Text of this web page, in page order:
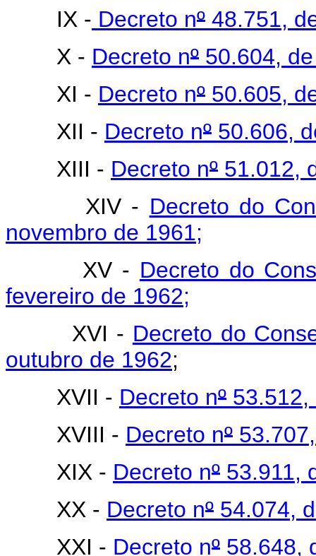
IX - Decreto nº 48.751,
X - Decreto nº 50.604,
XI - Decreto nº 50.605,
XII - Decreto nº 50.606,
XIII - Decreto nº 51.012,
XIV - Decreto do
novembro de 1961;
XV - Decreto do
fevereiro de 1962;
XVI - Decreto do
outubro de 1962;
XVII - Decreto nº 53.512,
XVIII - Decreto nº
XIX - Decreto nº 53.911,
XX - Decreto nº 54.074,
XXI - Decreto nº 58.648,